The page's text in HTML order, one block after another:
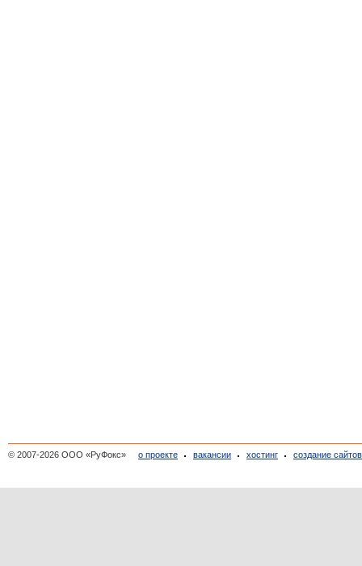
© 2007-2026 ООО «РуФокс» о проекте вакансии хостинг создание сайтов